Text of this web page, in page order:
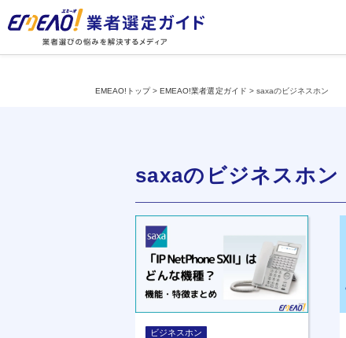
EMEAO!トップ >EMEAO!業者選定ガイド > saxaのビジネスホン
saxaのビジネスホン
ビジネスホン